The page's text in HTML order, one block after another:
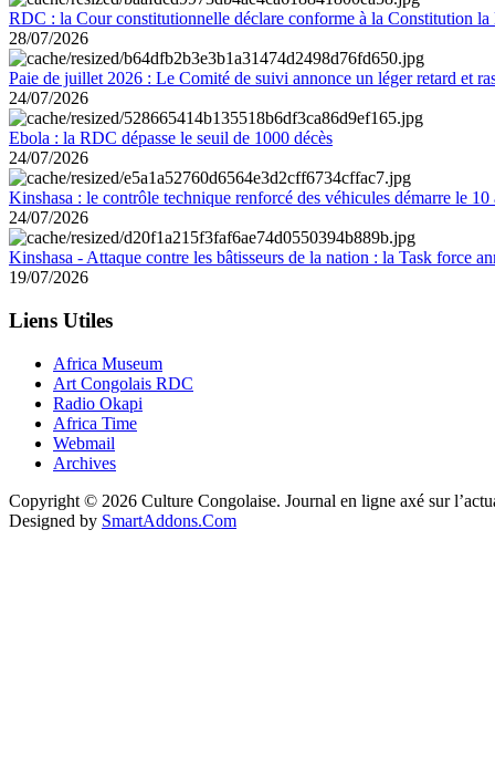
RDC : la Cour constitutionnelle déclare conforme à la Constitution la
28/07/2026
Paie de juillet 2026 : Le Comité de suivi annonce un léger retard et
24/07/2026
Ebola : la RDC dépasse le seuil de 1000 décès
24/07/2026
Kinshasa : le contrôle technique renforcé des véhicules démarre le 10
24/07/2026
Kinshasa - Attaque contre les bâtisseurs de la nation : la Task force
19/07/2026
Liens Utiles
Africa Museum
Art Congolais RDC
Radio Okapi
Africa Time
Webmail
Archives
Copyright © 2026 Culture Congolaise. Journal en ligne axé sur
Designed by SmartAddons.Com